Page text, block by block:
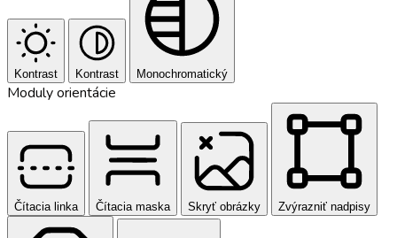
Kontrast Kontrast Monochromatický
Moduly orientácie
Čítacia linka Čítacia maska Skryť obrázky Zvýrazniť nadpisy